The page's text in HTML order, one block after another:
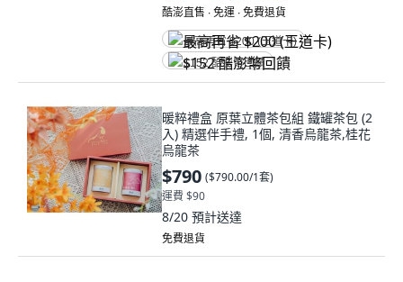
酷澎直售 ∙ 免運 ∙ 免費退貨
最高再省 $200 (王道卡)
$152 酷澎幣回饋
暖粹禮盒 原葉立體茶包組 鐵罐茶包 (2
入) 精選伴手禮, 1個, 清香烏龍茶,桂花
烏龍茶
$790 ($790.00/1套)
運費 $90
8/20 預計送達
免費退貨